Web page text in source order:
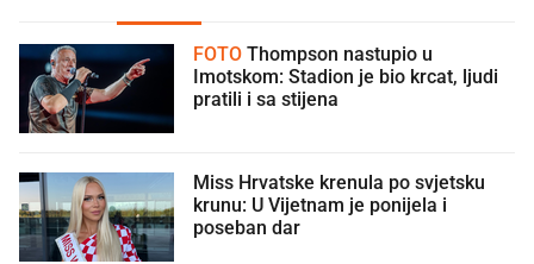
FOTO
Imotskom: Stadion je bio krcat, ljudi
pratili i sa stijena
Miss Hrvatske krenula po svjetsku
krunu: U Vijetnam je ponijela i
poseban dar